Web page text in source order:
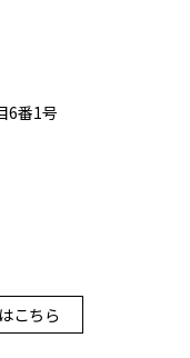
6番1号
こちら